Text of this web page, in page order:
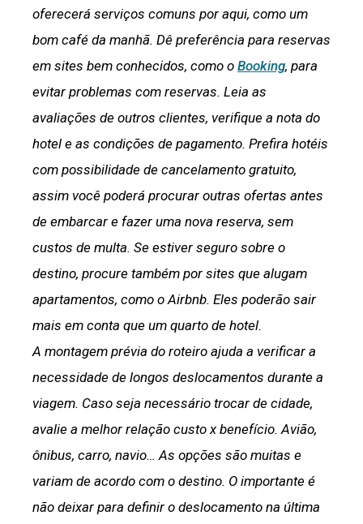
oferecerá serviços comuns por aqui, como um
bom café da manhã. Dê preferência para reservas
em sites bem conhecidos, como o Booking, para
evitar problemas com reservas. Leia as
avaliações de outros clientes, verifique a nota do
hotel e as condições de pagamento. Prefira hotéis
com possibilidade de cancelamento gratuito,
assim você poderá procurar outras ofertas antes
de embarcar e fazer uma nova reserva, sem
custos de multa. Se estiver seguro sobre o
destino, procure também por sites que alugam
apartamentos, como oAirbnb. Eles poderão sair
mais em conta que um quarto de hotel.
A montagem prévia do roteiro ajuda a verificar a
necessidade de longos deslocamentos durante a
viagem. Caso seja necessário trocar de cidade,
avalie a melhor relação custo x benefício. Avião,
ônibus, carro, navio… As opções são muitas e
variam de acordo com o destino. O importante é
não deixar para definir o deslocamento na última